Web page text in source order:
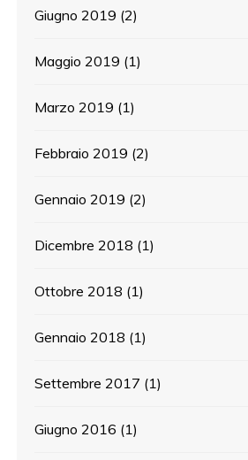
Giugno 2019 (2)
Maggio 2019 (1)
Marzo 2019 (1)
Febbraio 2019 (2)
Gennaio 2019 (2)
Dicembre 2018 (1)
Ottobre 2018 (1)
Gennaio 2018 (1)
Settembre 2017 (1)
Giugno 2016 (1)